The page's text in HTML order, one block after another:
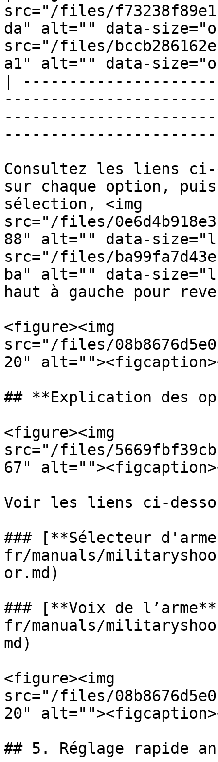
src="/files/
da" alt="" data-
src="/files/
a1" alt="" data-
|
Consultez les liens ci-
sur chaque option,
sélection, <img
src="/files/
88" alt="" data-
src="/files/
ba" alt="" data-
haut à gauche pour
<figure><img
src="/files/
20"
## **Explication des
<figure><img
src="/files/
67"
Voir les liens ci-
### [**Sélecteur
fr/manuals/
or.md)
### [**Voix de
fr/manuals/
md)
<figure><img
src="/files/
20"
## 5. Réglage rapide